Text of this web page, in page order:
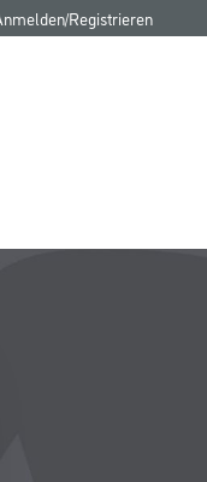
Registrieren